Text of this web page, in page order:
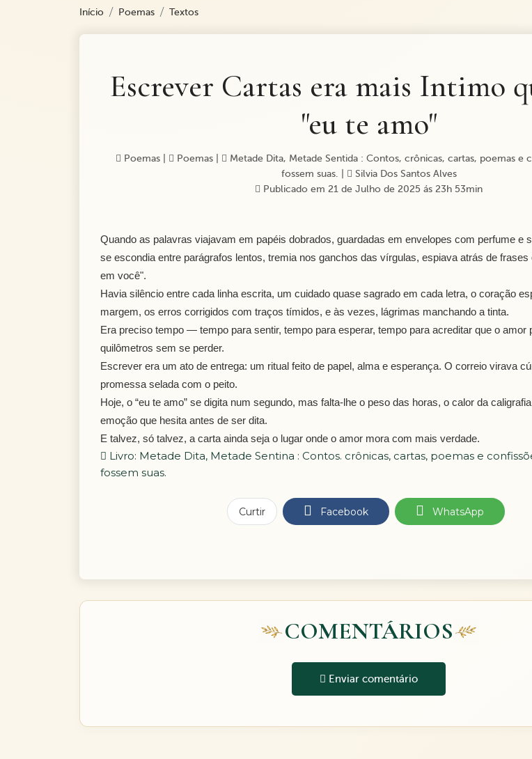
Início Poemas Textos
Escrever Cartas era mais Intimo
"eu te amo"
Poemas| Poemas|
Metade Dita, Metade Sentida : Contos, crônicas, cartas, poemas e
fossem suas.
Silvia Dos Santos Alves
Publicado em 21 de Julho de 2025 ás 23h 53min
Quando as palavras viajavam em papéis dobrados, guardadas em envelopes com perfume e
se escondia entre parágrafos lentos, tremia nos ganchos das vírgulas, espiava atrás de
em você".
Havia silêncio entre cada linha escrita, um cuidado quase sagrado em cada letra, o coração
margem, os erros corrigidos com traços tímidos, e às vezes, lágrimas manchando a tinta.
Era preciso tempo — tempo para sentir, tempo para esperar, tempo para acreditar que o amor
quilômetros sem se perder.
Escrever era um ato de entrega: um ritual feito de papel, alma e esperança. O correio virava
promessa selada com o peito.
Hoje, o “eu te amo” se digita num segundo, mas falta-lhe o peso das horas, o calor da
emoção que hesita antes de ser dita.
E talvez, só talvez, a carta ainda seja o lugar onde o amor mora com mais verdade.
Livro: Metade Dita, Metade Sentina : Contos. crônicas, cartas, poemas e
fossem suas.
Curtir Facebook WhatsApp
COMENTÁRIOS
Enviar comentário